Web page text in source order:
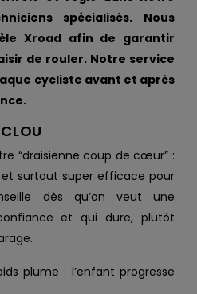
spécialisés. Nous
Xroad afin de garantir
de rouler. Notre service
cycliste avant et après
“draisienne coup de cœur” :
et surtout super efficace pour
dès qu’on veut une
et qui dure, plutôt
plume : l’enfant progresse